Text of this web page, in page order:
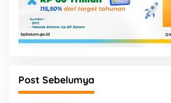
Post Sebelumya